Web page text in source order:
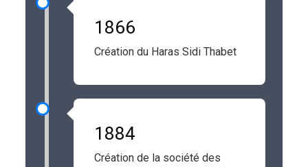
1866
Création du Haras Sidi Thabet
1884
Création de la société des